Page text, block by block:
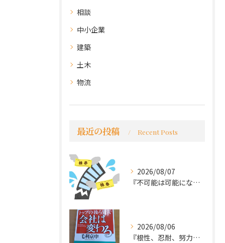
相談
中小企業
建築
土木
物流
最近の投稿 Recent Posts
2026/08/07
『不可能は可能になる』
2026/08/06
『根性、忍耐、努力という言葉は死語なのか』